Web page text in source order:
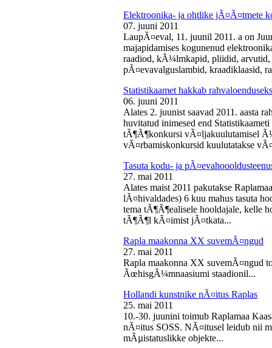
Elektroonika- ja ohtlike jÃ¤Ã¤tmete
07. juuni 2011
LaupÃ¤eval, 11. juunil 2011. a on
majapidamises kogunenud
raadiod, kÃ¼lmkapid, pliidid,
pÃ¤evavalguslambid, kraadiklaasid,
Statistikaamet hakkab
06. juuni 2011
Alates 2. juunist saavad 2011. aasta
huvitatud inimesed end
tÃ¶Ã¶konkursi vÃ¤ljakuulutamisel
vÃ¤rbamiskonkursid kuulutatakse
Tasuta kodu- ja
27. mai 2011
Alates maist 2011 pakutakse
lÃ¤hivaldades) 6 kuu mahus tasuta
tema tÃ¶Ã¶ealisele hooldajale, kelle
tÃ¶Ã¶l kÃ¤imist jÃ¤tkata...
Rapla maakonna XX suvemÃ¤ngud
27. mai 2011
Rapla maakonna XX suvemÃ¤ngud
ÃœhisgÃ¼mnaasiumi staadionil...
Hollandi kunstnike nÃ¤itus Raplas
25. mai 2011
10.-30. juunini toimub Raplamaa
nÃ¤itus SOSS. NÃ¤itusel leidub nii
mÃµistatuslikke objekte...